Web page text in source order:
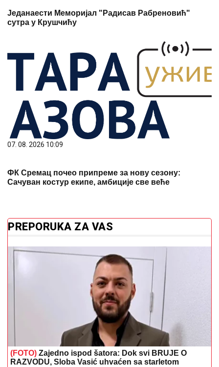
ФК Сремац почео припреме за нову сезону:
Сачуван костур екипе, амбиције све веће
PREPORUKA ZA VAS
Zajedno ispod šatora: Dok svi BRUJE O
RAZVODU, Sloba Vasić uhvaćen sa starletom
(VIDEO)"Bolje da budu šlank, nego
debeli" Dara Bubamara iznenadila
javnost komentarom o Seki Aleksić, a
onda se dotakla teme o dečku